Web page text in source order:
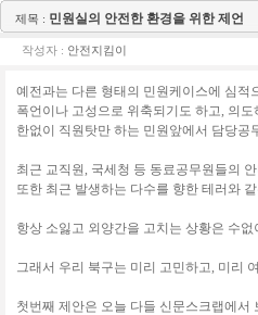
제목 : 민원실의 안전한 환경을 위한 제언
작성자 : 안전지킴이
예전과는 다른 형태의 민원케이스에 심적
폭언이나 고성으로 위축되기도 하고, 의
한없이 직원탓만 하는 민원앞에서 담당
최근 교직원, 국세청 등 동료공무원들의
또한 최근 발생하는 다수를 향한 테러와
항상 소잃고 외양간을 고치는 상황은 수없
그래서 우리 북구는 미리 고민하고, 미리
첫번째 제안은 오늘 다들 신문스크랩에서